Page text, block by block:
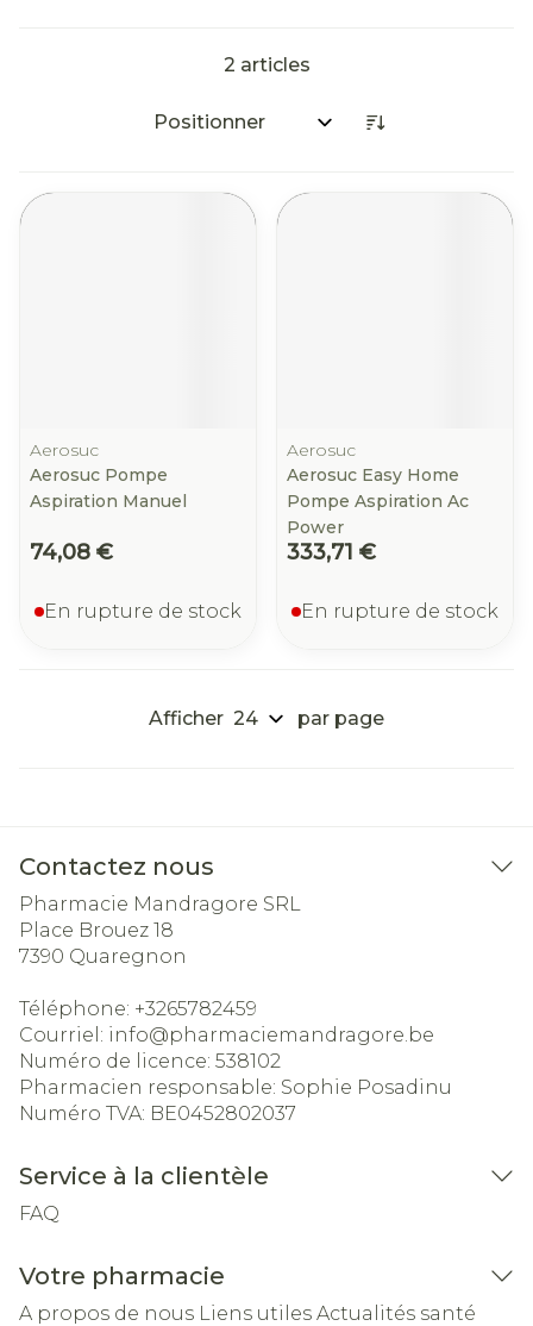
2 articles
Trier par:
Aerosuc
Aerosuc Pompe
Aspiration Manuel
74,08 €
En rupture de stock
Aerosuc
Aerosuc Easy Home
Pompe Aspiration Ac
Power
333,71 €
En rupture de stock
Afficher par page
Contactez nous
Pharmacie Mandragore SRL
Place Brouez 18
7390 Quaregnon
Téléphone: +3265782459
Courriel: info@pharmaciemandragore.be
Numéro de licence: 538102
Pharmacien responsable: Sophie Posadinu
Numéro TVA: BE0452802037
Service à la clientèle
FAQ
Votre pharmacie
A propos de nous Liens utiles Actualités santé